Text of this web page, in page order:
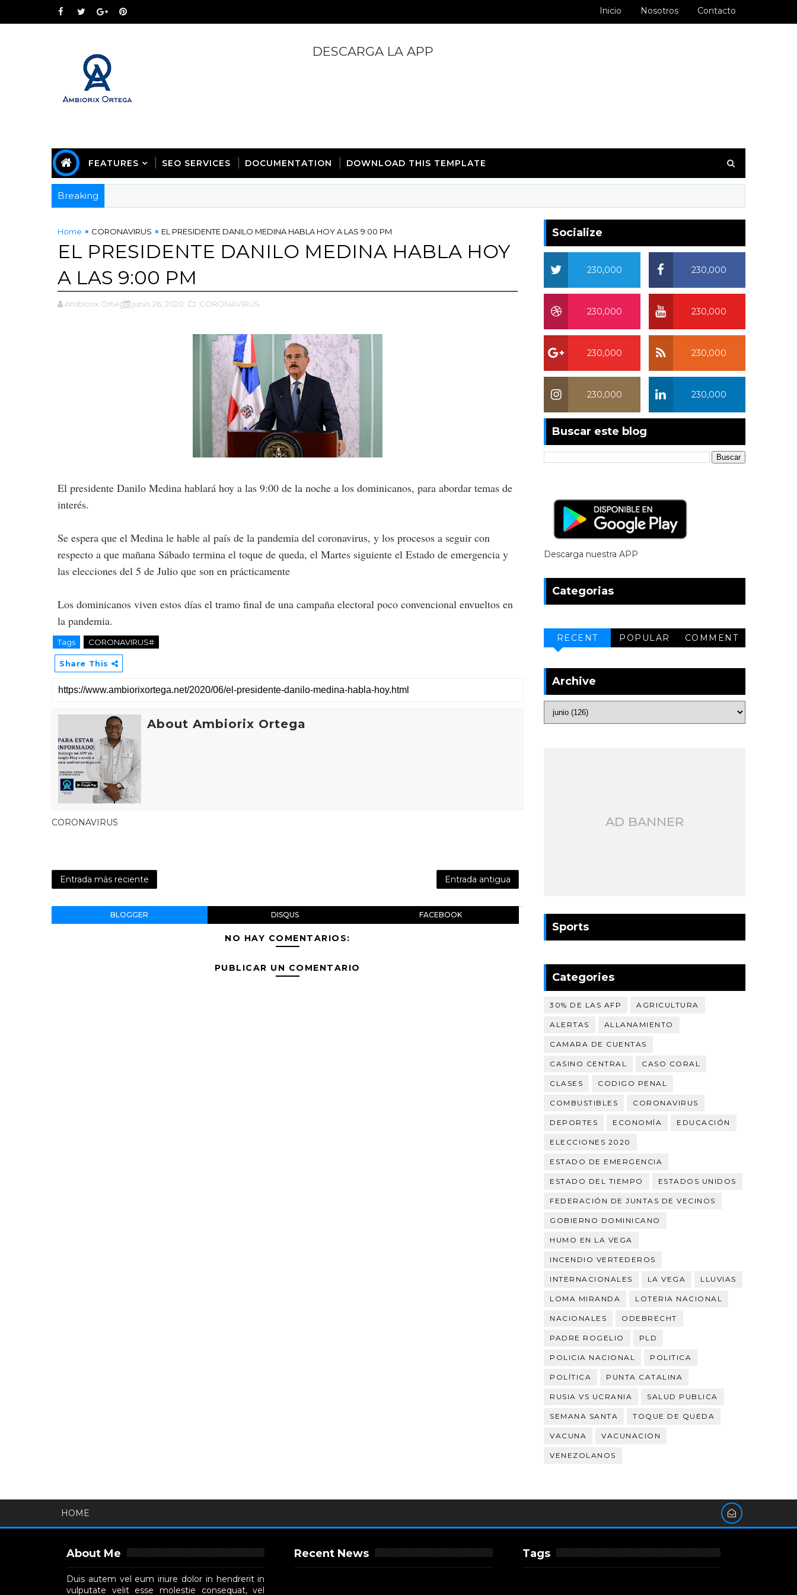
Inicio Nosotros Contacto
DESCARGA LA APP
FEATURES SEO SERVICES DOCUMENTATION DOWNLOAD THIS TEMPLATE
Breaking
Home CORONAVIRUS EL PRESIDENTE DANILO MEDINA HABLA HOY A LAS 9:00 PM
EL PRESIDENTE DANILO MEDINA HABLA HOY
A LAS 9:00 PM
Ambiorix Ortega junio 26, 2020 ,CORONAVIRUS
El presidente Danilo Medina hablará hoy a las 9:00 de la noche a los dominicanos, para abordar temas de
interés.
Se espera que el Medina le hable al país de la pandemia del coronavirus, y los procesos a seguir con
respecto a que mañana Sábado termina el toque de queda, el Martes siguiente el Estado de emergencia y
las elecciones del 5 de Julio que son en prácticamente
Los dominicanos viven estos días el tramo final de una campaña electoral poco convencional envueltos en
la pandemia.
Tags CORONAVIRUS#
Share This
About Ambiorix Ortega
CORONAVIRUS
Entrada más reciente Entrada antigua
BLOGGER DISQUS FACEBOOK
NO HAY COMENTARIOS:
PUBLICAR UN COMENTARIO
Socialize
230,000
230,000
230,000
230,000
230,000
230,000
230,000
230,000
Buscar este blog
Descarga nuestra APP
Categorias
RECENT POPULAR COMMENT
Archive
AD BANNER
Sports
Categories
30% DE LAS AFP AGRICULTURA
ALERTAS ALLANAMIENTO
CAMARA DE CUENTAS
CASINO CENTRAL CASO CORAL
CLASES CODIGO PENAL
COMBUSTIBLES CORONAVIRUS
DEPORTES ECONOMÍA EDUCACIÓN
ELECCIONES 2020
ESTADO DE EMERGENCIA
ESTADO DEL TIEMPO ESTADOS UNIDOS
FEDERACIÓN DE JUNTAS DE VECINOS
GOBIERNO DOMINICANO
HUMO EN LA VEGA
INCENDIO VERTEDEROS
INTERNACIONALES LA VEGA LLUVIAS
LOMA MIRANDA LOTERIA NACIONAL
NACIONALES ODEBRECHT
PADRE ROGELIO PLD
POLICIA NACIONAL POLITICA
POLÍTICA PUNTA CATALINA
RUSIA VS UCRANIA SALUD PUBLICA
SEMANA SANTA TOQUE DE QUEDA
VACUNA VACUNACION
VENEZOLANOS
HOME
About Me
Duis autem vel eum iriure dolor in hendrerit in
vulputate velit esse molestie consequat, vel
Recent News Tags